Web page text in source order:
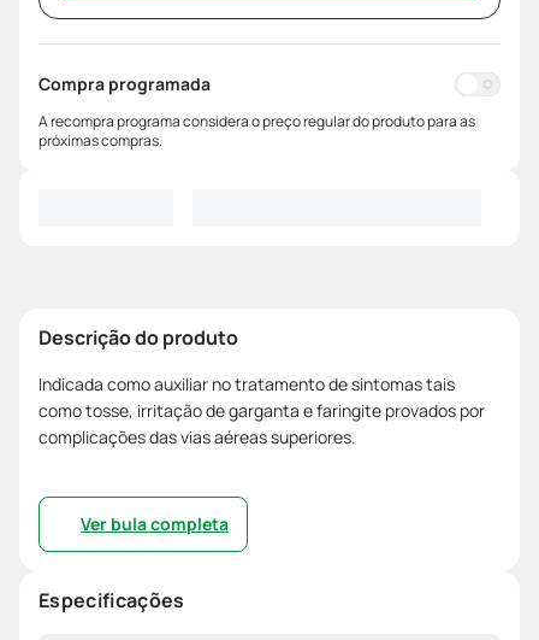
Compra programada
A recompra programa considera o preço regular do produto para as
próximas compras.
Descrição do produto
Indicada como auxiliar no tratamento de sintomas tais
como tosse, irritação de garganta e faringite provados por
complicações das vias aéreas superiores.
Ver bula completa
Especificações